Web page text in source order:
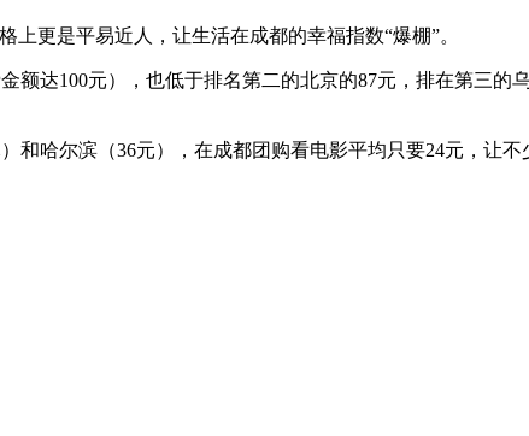
更是平易近人，让生活在成都的幸福指数“爆棚”。
达100元），也低于排名第二的北京的87元，排在第三的
哈尔滨（36元），在成都团购看电影平均只要24元，让不